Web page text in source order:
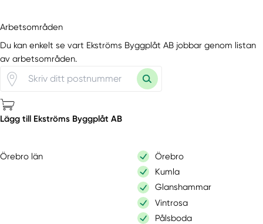
Arbetsområden
Du kan enkelt se vart Ekströms Byggplåt AB jobbar genom listan
av arbetsområden.
Lägg till Ekströms Byggplåt AB
Örebro län
Örebro
Kumla
Glanshammar
Vintrosa
Pålsboda